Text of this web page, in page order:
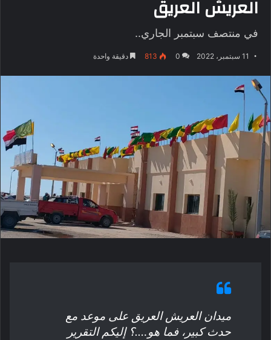
العريش العريق
في منتصف سبتمبر الجاري..
11 سبتمبر، 2022 0
813 دقيقة واحدة
ميدان العريش العريق على موعد مع
حدث كبير، فما هو….؟ إليكم التقرير